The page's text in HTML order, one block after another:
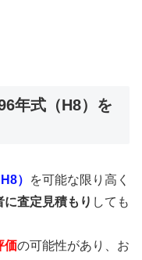
年式（H8）を
）
を可能な限り高く
に査定見積もり しても
価の可能性があり、お